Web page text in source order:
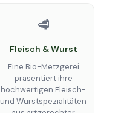
🥩
Fleisch & Wurst
Eine Bio-Metzgerei
präsentiert ihre
hochwertigen Fleisch-
und Wurstspezialitäten